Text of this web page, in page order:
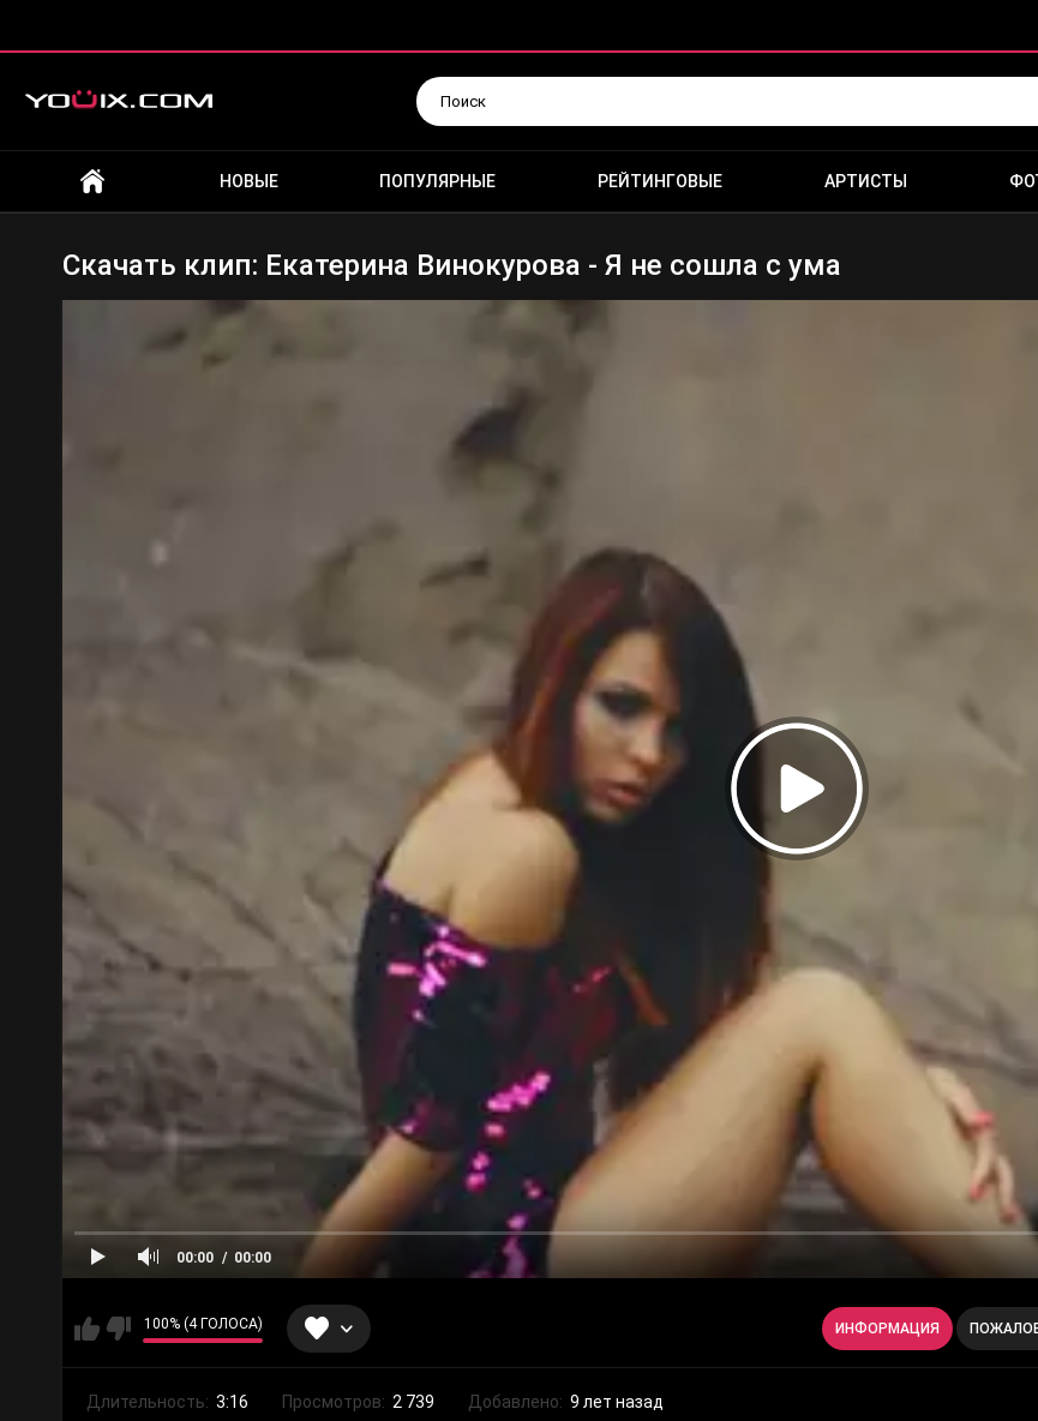
НОВЫЕ ПОПУЛЯРНЫЕ РЕЙТИНГОВЫЕ АРТИСТЫ
Скачать клип: Екатерина Винокурова - Я не сошла с ума
00:00 00:00
100% (4 ГОЛОСА) ИНФОРМАЦИЯ
Длительность: 3:16 Просмотров: 2 739 Добавлено: 9 лет назад